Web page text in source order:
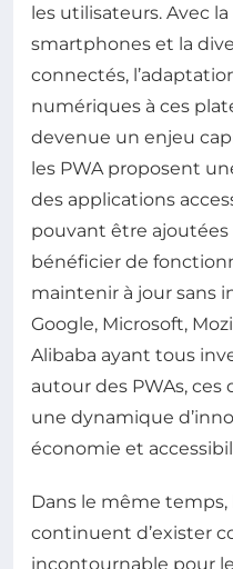
les utilisateurs. Avec
smartphones et la
connectés,
numériques à ces
devenue un enjeu
les PWA proposent
des applications
pouvant être ajoutées
bénéficier de
maintenir à jour sans
Google, Microsoft,
Alibaba ayant tous
autour des PWAs, ces
une dynamique
économie et
Dans le même
continuent d’exister
incontournable pour